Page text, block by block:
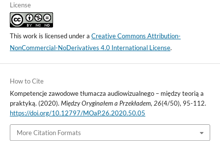
License
This work is licensed under a Creative Commons Attribution-
NonCommercial-NoDerivatives 4.0 International License.
How to Cite
Kompetencje zawodowe tłumacza audiowizualnego – między teorią a
praktyką. (2020). Między Oryginałem a Przekładem, 26(4/50), 95-112.
https://doi.org/10.12797/MOaP.26.2020.50.05
More Citation Formats